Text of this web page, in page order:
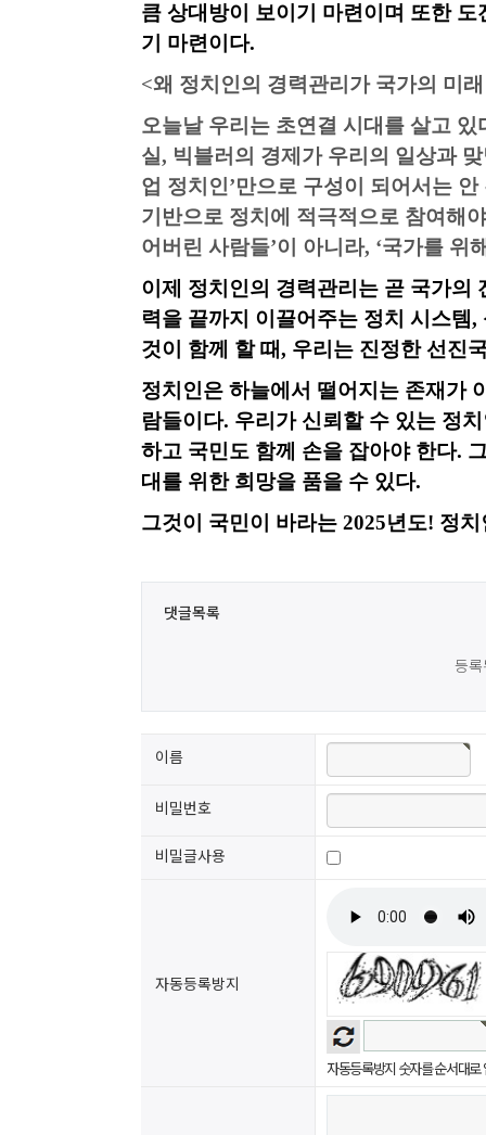
큼 상대방이 보이기 마련이며 또한
기 마련이다.
<왜 정치인의 경력관리가 국가의 미
오늘날 우리는 초연결 시대를 살고 있
실, 빅블러의 경제가 우리의 일상과
업 정치인’만으로 구성이 되어서는 안
기반으로 정치에 적극적으로 참여해
어버린 사람들’이 아니라, ‘국가를 위
이제 정치인의 경력관리는 곧 국가의
력을 끝까지 이끌어주는 정치 시스템,
것이 함께 할 때, 우리는 진정한 선진
정치인은 하늘에서 떨어지는 존재가
람들이다. 우리가 신뢰할 수 있는 정
하고 국민도 함께 손을 잡아야 한다.
대를 위한 희망을 품을 수 있다.
그것이 국민이 바라는 2025년도! 정치
댓글목록
등
이름
비밀번호
비밀글사용
자동등록방지
자동등록방지 숫자를 순서대로